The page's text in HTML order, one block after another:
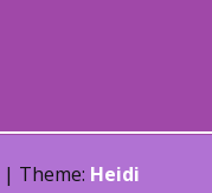
| Theme: Heidi